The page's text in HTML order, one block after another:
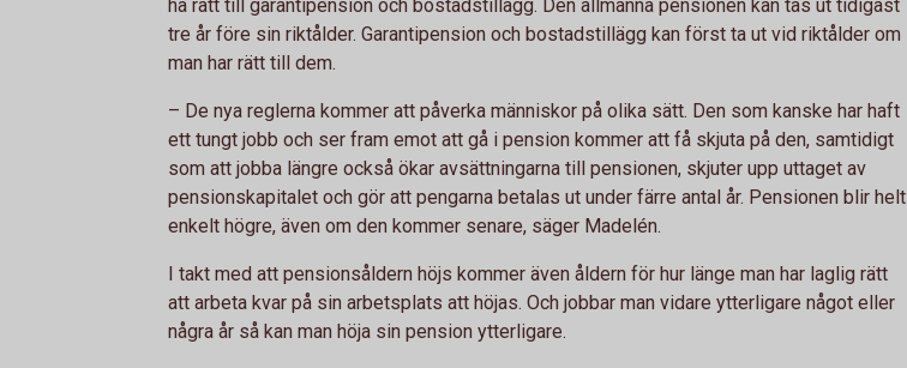
ha rätt till garantipension och bostadstillägg. Den allmänna pensionen kan tas ut tidigast
tre år före sin riktålder. Garantipension och bostadstillägg kan först ta ut vid riktålder om
man har rätt till dem.
– De nya reglerna kommer att påverka människor på olika sätt. Den som kanske har haft
ett tungt jobb och ser fram emot att gå i pension kommer att få skjuta på den, samtidigt
som att jobba längre också ökar avsättningarna till pensionen, skjuter upp uttaget av
pensionskapitalet och gör att pengarna betalas ut under färre antal år. Pensionen blir helt
enkelt högre, även om den kommer senare, säger Madelén.
I takt med att pensionsåldern höjs kommer även åldern för hur länge man har laglig rätt
att arbeta kvar på sin arbetsplats att höjas. Och jobbar man vidare ytterligare något eller
några år så kan man höja sin pension ytterligare.